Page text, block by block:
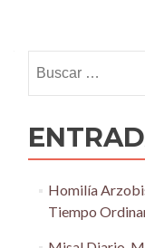
navigation
Homilía
Tiempo